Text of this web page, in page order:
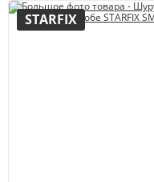
STARFIX